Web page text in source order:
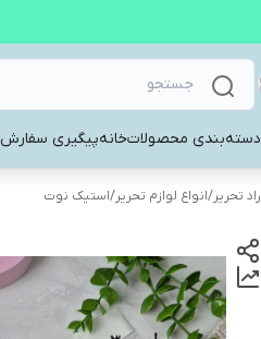
دسته‌بندی محصولاتخانهپیگیری سفارش
راد تحریر/انواع لوازم تحریر/استیک نوت